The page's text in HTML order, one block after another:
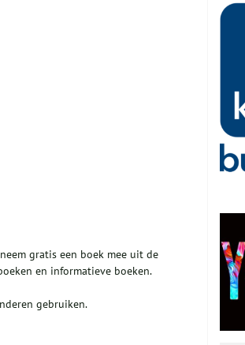
gratis een boek mee uit de
en informatieve boeken.
gebruiken.